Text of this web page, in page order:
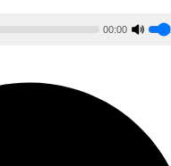
00:00